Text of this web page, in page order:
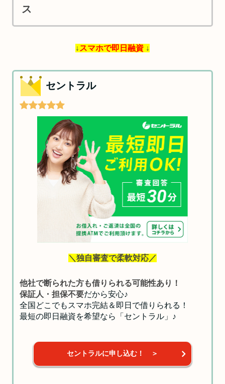
↓ スマホで即日融資 ↓
セントラル
＼独自審査で柔軟対応／
他社で断られた方も借りられる可能性あり！
保証人・担保不要だから安心♪
全国どこでもスマホ完結＆即日で借りられる！
最短の即日融資を希望なら「セントラル」♪
セントラルに申し込む！ ＞